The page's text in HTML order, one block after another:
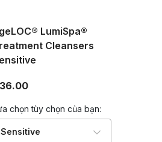
LumiSpa®
Cleansers
chọn tùy chọn của bạn:
Sensitive